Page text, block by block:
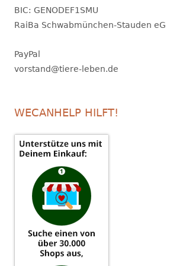
BIC: GENODEF1SMU
RaiBa Schwabmünchen-Stauden eG
PayPal
vorstand@tiere-leben.de
WECANHELP HILFT!